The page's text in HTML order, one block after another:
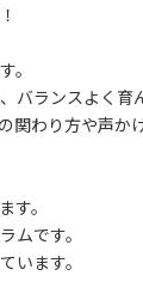
。
バランスよく育
わり方や声か
す。
ムです。
います。